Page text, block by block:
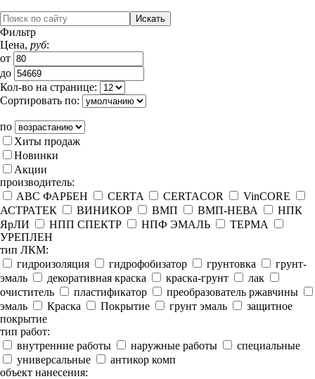
Фильтр
Цена, руб:
от
до
Кол-во на странице:
Сортировать по:
по
Хиты продаж
Новинки
Акции
производитель:
ABC ФАРБЕН
CERTA CERTACOR
VinCORE
АСТРАТЕК
ВИНИКОР ВМП ВМП-НЕВА
НПК
ЯрЛИ
НПП СПЕКТР НПФ ЭМАЛЬ
ТЕРМА
УРЕПЛЕН
тип ЛКМ:
гидроизоляция
гидрофобизатор грунтовка
грунт-
эмаль
декоративная краска краска-грунт
лак
очиститель
пластификатор
преобразователь ржавчины
эмаль
Краска Покрытие грунт эмаль
защитное
покрытие
тип работ:
внутренние работы
наружные работы
специальные
универсальные
антикор комп
объект нанесения: